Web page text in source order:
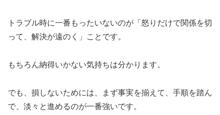
トラブル時に一番もったいないのが「怒りだけで関係を切
って、解決が遠のく」ことです。
もちろん納得いかない気持ちは分かります。
でも、損しないためには、まず事実を揃えて、手順を踏ん
で、淡々と進めるのが一番強いです。